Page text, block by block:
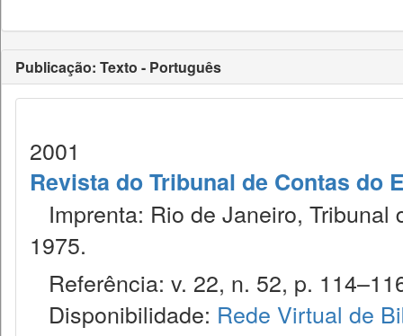
Publicação: Texto - Português
2001
Revista do Tribunal de Contas do
Imprenta: Rio de Janeiro,
1975.
Referência: v. 22, n. 52, p.
Disponibilidade: Rede Virtual de